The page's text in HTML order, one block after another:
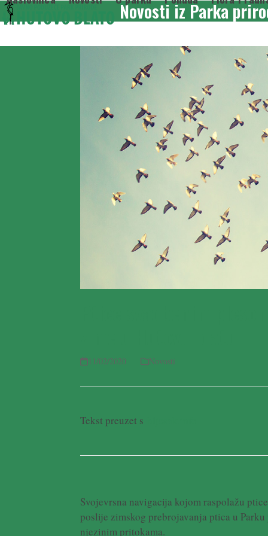
Skip
to
Novosti iz Parka
11/02/2020 Novosti
Tekst preuzet s
Svojevrsna navigacija kojom raspolažu
poslije zimskog prebrojavanja ptica u
njezinim pritokama.